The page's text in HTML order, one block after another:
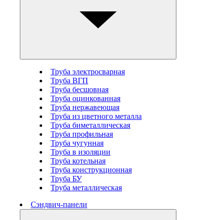
Труба электросварная
Труба ВГП
Труба бесшовная
Труба оцинкованная
Труба нержавеющая
Труба из цветного металла
Труба биметаллическая
Труба профильная
Труба чугунная
Труба в изоляции
Труба котельная
Труба конструкционная
Труба БУ
Труба металлическая
Сэндвич-панели